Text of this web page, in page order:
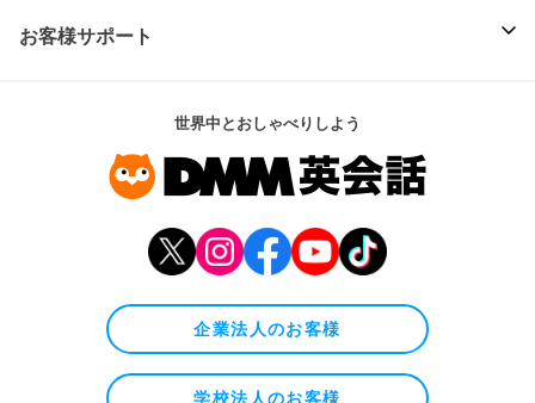
お客様サポート
世界中とおしゃべりしよう
企業法人のお客様
学校法人のお客様